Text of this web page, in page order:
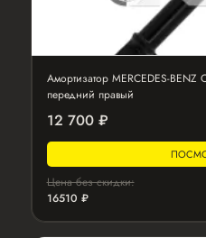
Амортизатор MERCEDES-
передний правый
12 700 ₽
Цена без скидки:
16510 ₽